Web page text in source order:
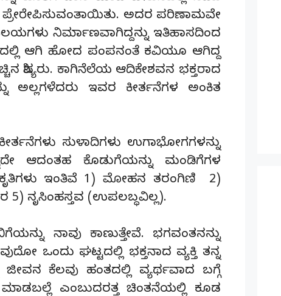
ಪ್ರೇರೇಪಿಸುವಂತಾಯಿತು. ಅದರ ಪರಿಣಾಮವೇ
ನಿರ್ಮಾಣವಾಗಿದ್ದನ್ನು ಇತಿಹಾಸದಿಂದ
ಆಗಿ ಹೋದ ಪಂಪನಂತೆ ಕವಿಯೂ ಆಗಿದ್ದ
ಶಿಷ್ಯರು. ಕಾಗಿನೆಲೆಯ ಆದಿಕೇಶವನ ಭಕ್ತರಾದ
ಅಲ್ಲಗಳೆದರು ಇವರ ಕೀರ್ತನೆಗಳ ಅಂಕಿತ
ಸುಳಾದಿಗಳು ಉಗಾಭೋಗಗಳನ್ನು
ಆದಂತಹ ಕೊಡುಗೆಯನ್ನು ಮಂಡಿಗೆಗಳ
ಇಂತಿವೆ 1) ಮೋಹನ ತರಂಗಿಣಿ 2)
5) ನೃಸಿಂಹಸ್ತವ (ಉಪಲಬ್ಧವಿಲ್ಲ).
ನಾವು ಕಾಣುತ್ತೇವೆ. ಭಗವಂತನನ್ನು
ಒಂದು ಘಟ್ಟದಲ್ಲಿ ಭಕ್ತನಾದ ವ್ಯಕ್ತಿ ತನ್ನ
ಕೆಲವು ಹಂತದಲ್ಲಿ ವ್ಯರ್ಥವಾದ ಬಗ್ಗೆ
ಮಾಡಬಲ್ಲೆ ಎಂಬುದರತ್ತ ಚಿಂತನೆಯಲ್ಲಿ ಕೂಡ